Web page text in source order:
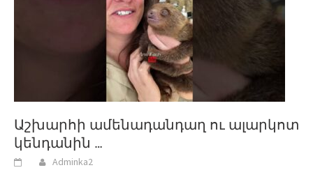
Աշխարհի ամենադանդաղ ու ալարկոտ
կենդանին …
Adminka2